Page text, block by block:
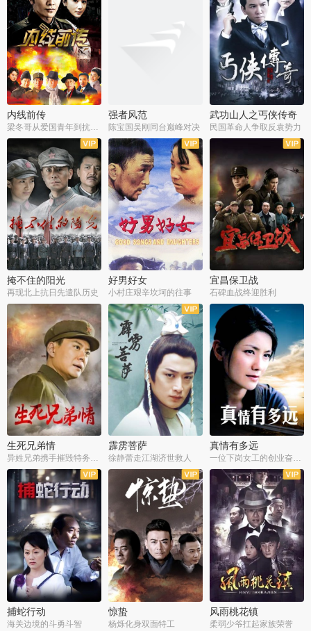
内线前传 强者风范
陈宝国吴刚同台巅峰对决
武功山人之丐侠传奇
民国革命人争取反袁势力
全38集
掩不住的阳光
再现北上抗日先遣队历史
全9集
好男好女
小村庄艰辛坎坷的往事
全35集
宜昌保卫战
石碑血战终迎胜利
全37集
生死兄弟情
异姓兄弟携手摧毁特务阴谋
全40集
霹雳菩萨
徐静蕾走江湖济世救人
全25集
真情有多远
一位下岗女工的创业奋斗史
全22集
捕蛇行动
海关边境的斗勇斗智
全39集
惊蛰
杨烁化身双面特工
全36集
风雨桃花镇
柔弱少爷扛起家族荣誉